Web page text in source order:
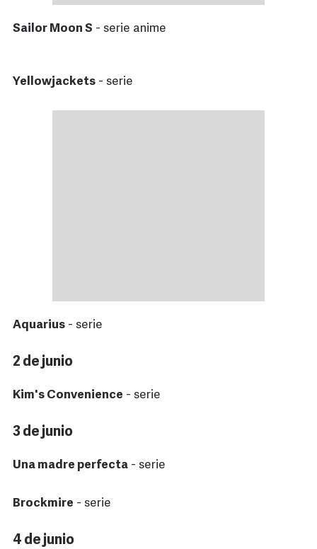
Sailor Moon S - serie anime
Yellowjackets - serie
Aquarius - serie
2 de junio
Kim's Convenience - serie
3 de junio
Una madre perfecta - serie
Brockmire - serie
4 de junio